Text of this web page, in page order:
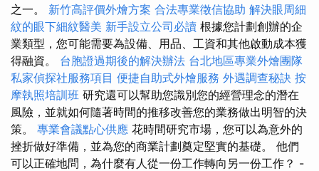
之一。 新竹高評價外燴方案 合法專業徵信協助 解決眼周細
紋的眼下細紋醫美 新手設立公司必讀 根據您計劃創辦的企
業類型，您可能需要為設備、用品、工資和其他啟動成本獲
得融資。 台胞證過期後的解決辦法 台北地區專業外燴團隊
私家偵探社服務項目 便捷自助式外燴服務 外遇調查秘訣 按
摩執照培訓班 研究還可以幫助您識別您的經營理念的潛在
風險，並就如何隨著時間的推移改善您的業務做出明智的決
策。 專業會議點心供應 花時間研究市場，您可以為意外的
挫折做好準備，並為您的商業計劃奠定堅實的基礎。 他們
可以正確地問，為什麼有人從一份工作轉向另一份工作？ -